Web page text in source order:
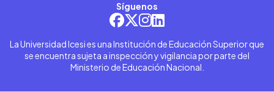
Síguenos
La Universidad Icesi es una Institución de Educación Superior que
se encuentra sujeta a inspección y vigilancia por parte del
Ministerio de Educación Nacional.